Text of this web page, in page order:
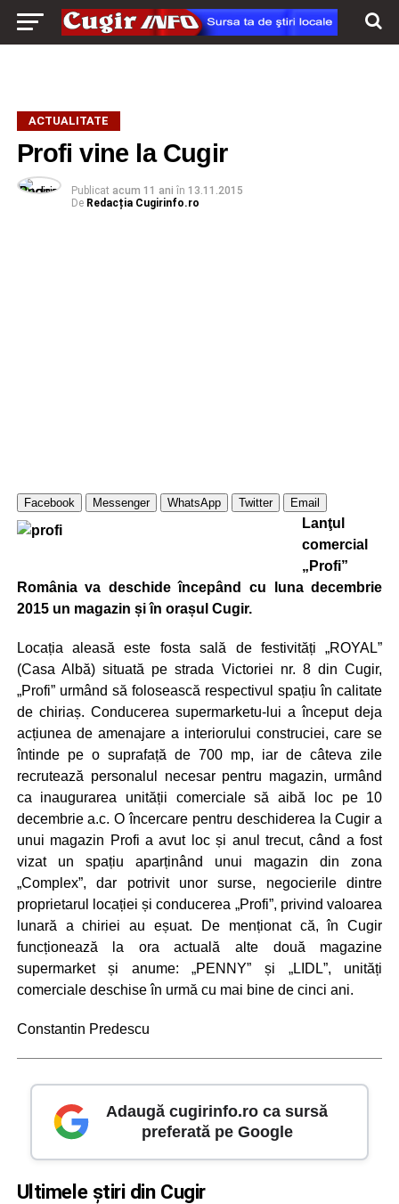
ACTUALITATE
Profi vine la Cugir
Publicat acum 11 ani în 13.11.2015
De Redacția Cugirinfo.ro
Facebook Messenger WhatsApp Twitter Email
Lanţul
comercial
„Profi”
România va deschide începând cu luna decembrie
2015 un magazin și în orașul Cugir.
Locația aleasă este fosta sală de festivități „ROYAL”
(Casa Albă) situată pe strada Victoriei nr. 8 din Cugir,
„Profi” urmând să folosească respectivul spațiu în calitate
de chiriaș. Conducerea supermarketu-lui a început deja
acțiunea de amenajare a interiorului construciei, care se
întinde pe o suprafață de 700 mp, iar de câteva zile
recrutează personalul necesar pentru magazin, urmând
ca inaugurarea unității comerciale să aibă loc pe 10
decembrie a.c. O încercare pentru deschiderea la Cugir a
unui magazin Profi a avut loc și anul trecut, când a fost
vizat un spațiu aparținând unui magazin din zona
„Complex”, dar potrivit unor surse, negocierile dintre
proprietarul locației și conducerea „Profi”, privind valoarea
lunară a chiriei au eșuat. De menționat că, în Cugir
funcționează la ora actuală alte două magazine
supermarket și anume: „PENNY” și „LIDL”, unități
comerciale deschise în urmă cu mai bine de cinci ani.
Constantin Predescu
Adaugă cugirinfo.ro ca sursă
preferată pe Google
Ultimele știri din Cugir